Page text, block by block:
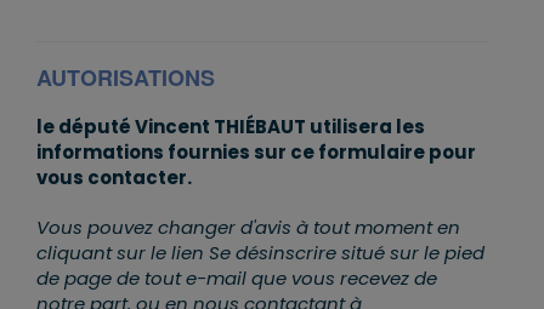
AUTORISATIONS
le député Vincent THIÉBAUT utilisera les
informations fournies sur ce formulaire pour
vous contacter.
Vous pouvez changer d'avis à tout moment en
cliquant sur le lien Se désinscrire situé sur le pied
de page de tout e-mail que vous recevez de
notre part, ou en nous contactant à